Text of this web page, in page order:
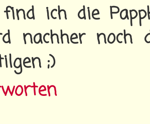
ich die
nachher noch
;)